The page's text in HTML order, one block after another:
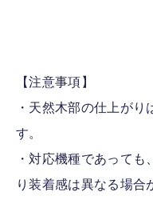
【注意事項】
・天然木部の仕上がり
す。
・対応機種であって
り装着感は異なる場合